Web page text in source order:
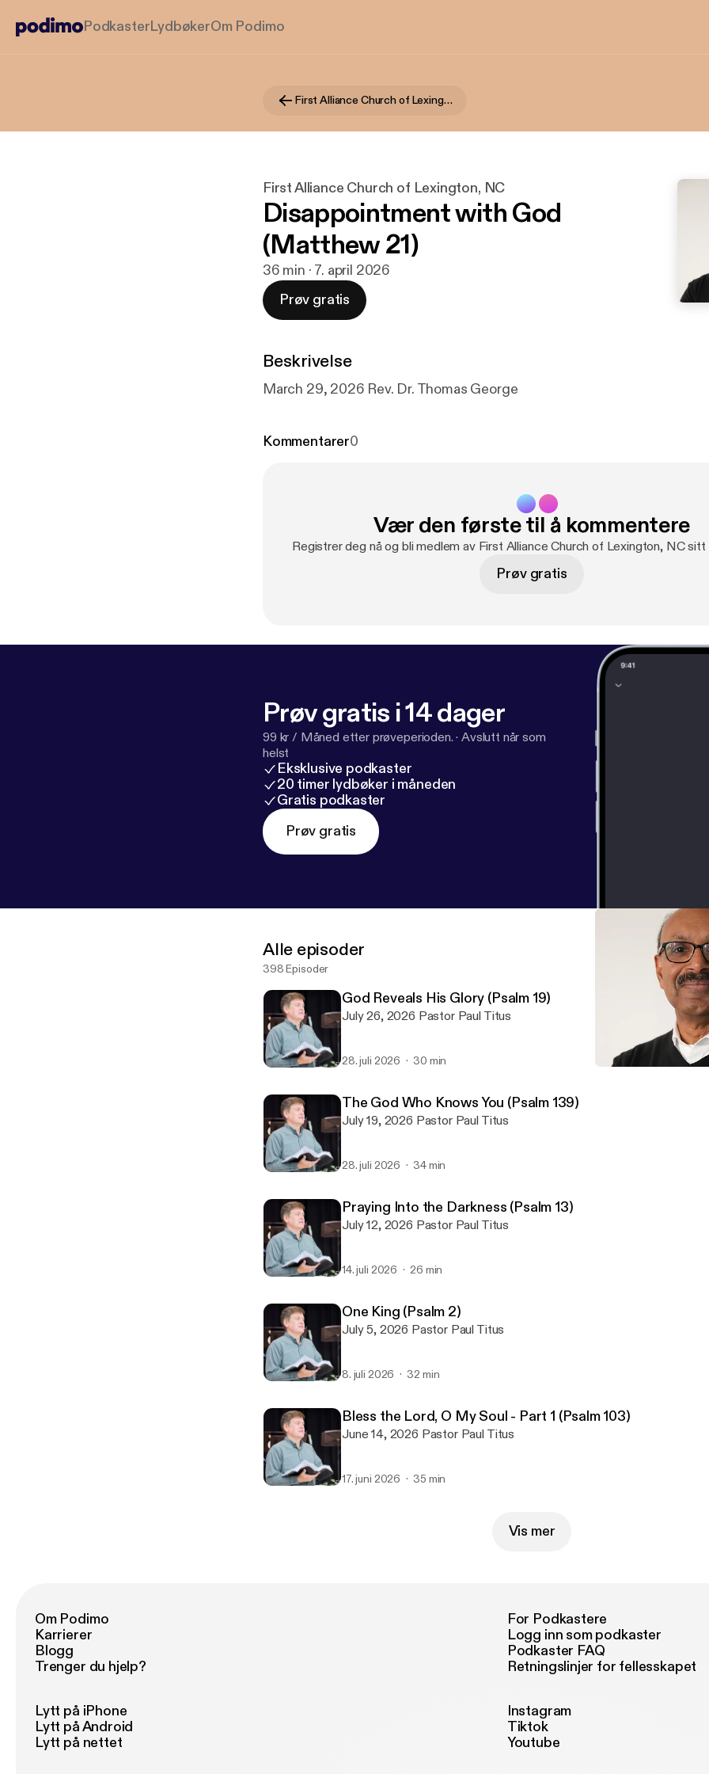
PodkasterLydbøkerOm Podimo
First Alliance Church of Lexington, NC
First Alliance Church of Lexington, NC
Disappointment with God
(Matthew 21)
36 min · 7. april 2026
Prøv gratis
Beskrivelse
March 29, 2026 Rev. Dr. Thomas George
Kommentarer0
Vær den første til å kommentere
Registrer deg nå og bli medlem av First Alliance Church of Lexington, NC
Prøv gratis
Prøv gratis i 14 dager
99 kr / Måned etter prøveperioden. ·Avslutt når som
helst
Eksklusive podkaster
20 timer lydbøker i måneden
Gratis podkaster
Prøv gratis
Alle episoder
398 Episoder
God Reveals His Glory (Psalm 19)
July 26, 2026 Pastor Paul Titus
28. juli 2026 30 min
The God Who Knows You (Psalm 139)
July 19, 2026 Pastor Paul Titus
28. juli 2026 34 min
Praying Into the Darkness (Psalm 13)
July 12, 2026 Pastor Paul Titus
14. juli 2026 26 min
One King (Psalm 2)
July 5, 2026 Pastor Paul Titus
8. juli 2026 32 min
Bless the Lord, O My Soul - Part 1 (Psalm 103)
June 14, 2026 Pastor Paul Titus
17. juni 2026 35 min
Vis mer
Om Podimo
Karrierer
Blogg
Trenger du hjelp?
For Podkastere
Logg inn som podkaster
Podkaster FAQ
Retningslinjer for fellesskapet
Lytt på iPhone
Lytt på Android
Lytt på nettet
Instagram
Tiktok
Youtube